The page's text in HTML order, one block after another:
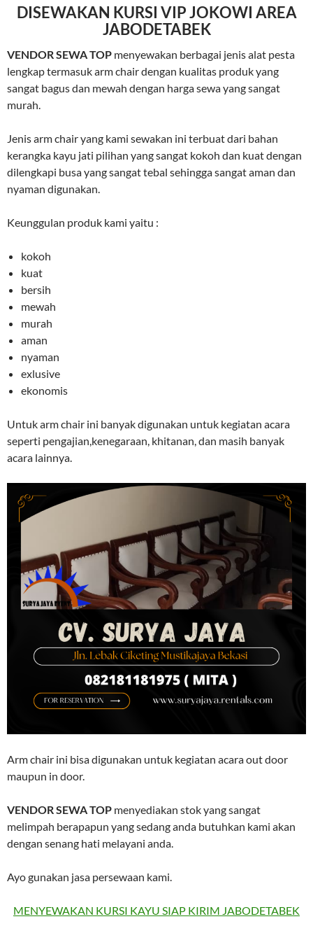
DISEWAKAN KURSI VIP JOKOWI AREA
JABODETABEK
VENDOR SEWA TOP menyewakan berbagai jenis alat pesta
lengkap termasuk arm chair dengan kualitas produk yang
sangat bagus dan mewah dengan harga sewa yang sangat
murah.
Jenis arm chair yang kami sewakan ini terbuat dari bahan
kerangka kayu jati pilihan yang sangat kokoh dan kuat dengan
dilengkapi busa yang sangat tebal sehingga sangat aman dan
nyaman digunakan.
Keunggulan produk kami yaitu :
kokoh
kuat
bersih
mewah
murah
aman
nyaman
exlusive
ekonomis
Untuk arm chair ini banyak digunakan untuk kegiatan acara
seperti pengajian,kenegaraan, khitanan, dan masih banyak
acara lainnya.
Arm chair ini bisa digunakan untuk kegiatan acara out door
maupun in door.
VENDOR SEWA TOP menyediakan stok yang sangat
melimpah berapapun yang sedang anda butuhkan kami akan
dengan senang hati melayani anda.
Ayo gunakan jasa persewaan kami.
MENYEWAKAN KURSI KAYU SIAP KIRIM JABODETABEK